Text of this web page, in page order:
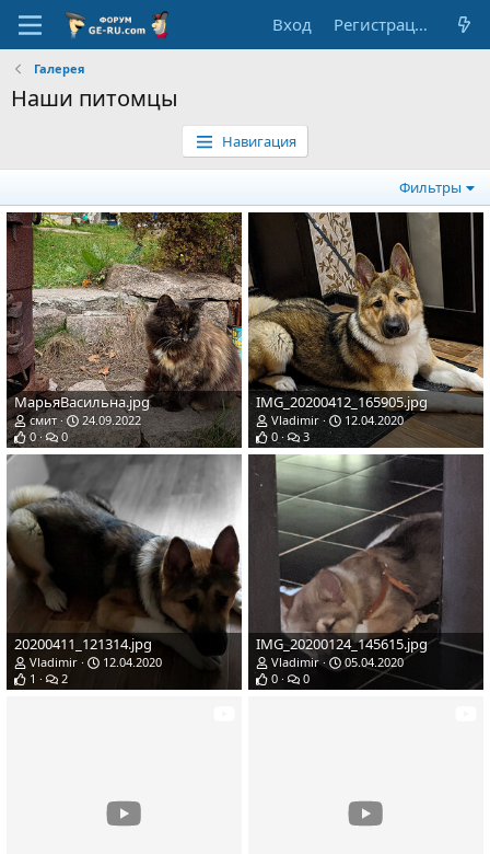
Вход Регистрация
Галерея
Наши питомцы
Навигация
Фильтры
МарьяВасильна.jpg
смит
24.09.2022
0
0
IMG_20200412_165905.jpg
Vladimir
12.04.2020
0
3
20200411_121314.jpg
Vladimir
12.04.2020
1
2
IMG_20200124_145615.jpg
Vladimir
05.04.2020
0
0